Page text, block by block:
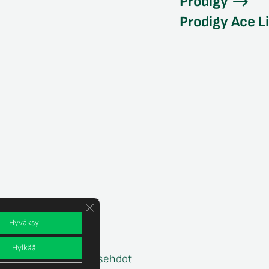
Prodigy Ace
Tilaus- ja toimitusehdot
Hyväksy
Hylkää
Sulje evästebanneri